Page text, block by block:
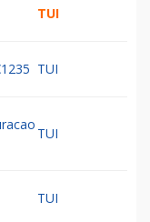
TUI
TUI
TUI
TUI